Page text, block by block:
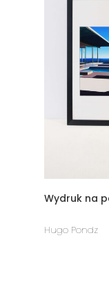
Wydruk na
Hugo Pondz